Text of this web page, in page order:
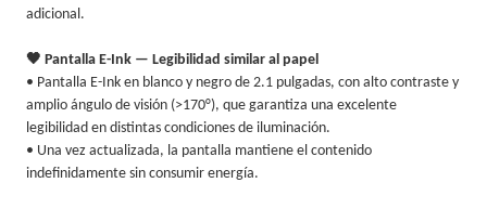
adicional.
🖤 Pantalla E-Ink — Legibilidad similar al papel
• Pantalla E-Ink en blanco y negro de 2.1 pulgadas, con alto contraste y
amplio ángulo de visión (>170°), que garantiza una excelente
legibilidad en distintas condiciones de iluminación.
• Una vez actualizada, la pantalla mantiene el contenido
indefinidamente sin consumir energía.